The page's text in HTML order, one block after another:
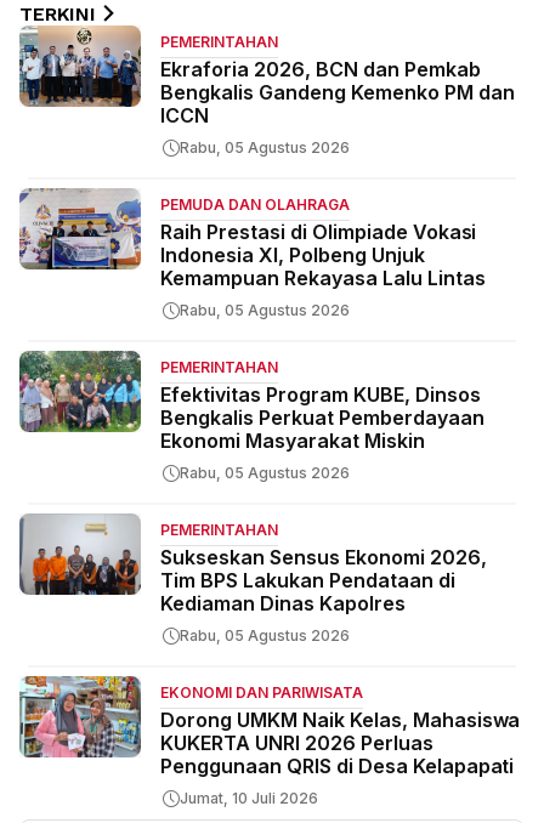
TERKINI
PEMERINTAHAN
Ekraforia 2026, BCN dan Pemkab
Bengkalis Gandeng Kemenko PM dan
ICCN
Rabu, 05 Agustus 2026
PEMUDA DAN OLAHRAGA
Raih Prestasi di Olimpiade Vokasi
Indonesia XI, Polbeng Unjuk
Kemampuan Rekayasa Lalu Lintas
Rabu, 05 Agustus 2026
PEMERINTAHAN
Efektivitas Program KUBE, Dinsos
Bengkalis Perkuat Pemberdayaan
Ekonomi Masyarakat Miskin
Rabu, 05 Agustus 2026
PEMERINTAHAN
Sukseskan Sensus Ekonomi 2026,
Tim BPS Lakukan Pendataan di
Kediaman Dinas Kapolres
Rabu, 05 Agustus 2026
EKONOMI DAN PARIWISATA
Dorong UMKM Naik Kelas, Mahasiswa
KUKERTA UNRI 2026 Perluas
Penggunaan QRIS di Desa Kelapapati
Jumat, 10 Juli 2026